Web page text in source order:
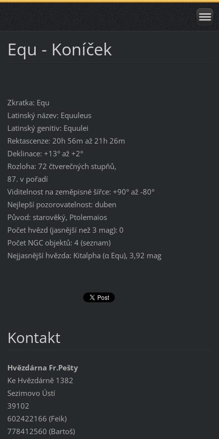
Equ - Koníček
Zkratka: Equ
Latinský název: Equuleus
Latinský genitiv: Equulei
Rektascenze: 20h 56m až 21h 26m
Deklinace: +13° až +2°
Rozloha: 72 čtverečných stupňů,
87. v pořadí
Viditelnost na zeměpisné šířce: +90° až -80°
Nejlepší pozorovatelnost: duben
Původ: starověký, Ptolemaios
Počet hvězd (jasnější než 3 mag): 0
Počet NGC objektů: 4 (seznam)
Nejjasnější hvězda: Kitalpha (α Equ), 3,92 mag
Kontakt
Hvězdárna Fr.Pešty
Ke Hvězdárně 1382
Sezimovo Ústí
39102
602422166 (Feik)
778412560 (Bartoš)